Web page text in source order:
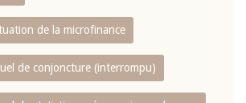
de la microfinance
de conjoncture (interrompu)